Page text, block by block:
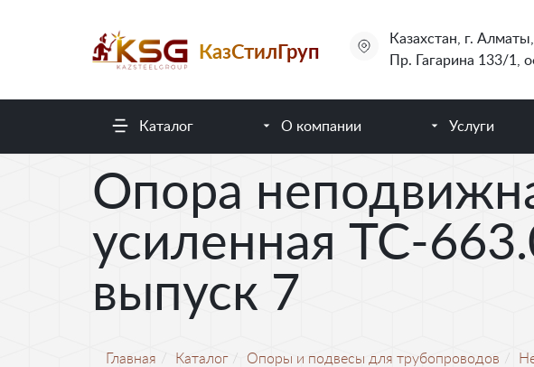
КазСтилГруп
Казахстан г. Алматы
Пр. Гагарина 133/1,
Каталог О компании Услуги
Опора
усиленная ТС-
выпуск 7
Главная Каталог Опоры и подвесы для трубопроводов